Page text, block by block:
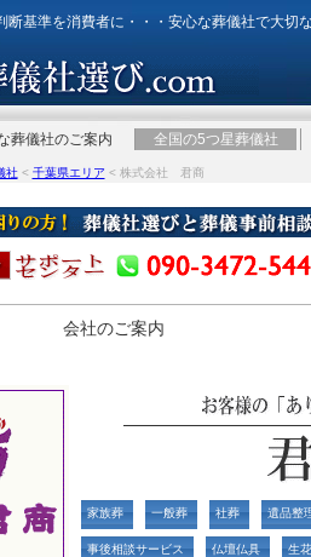
断基準を消費者に・・・安心な葬儀社で大切
葬儀社のご案内 全国の5つ星葬儀社
社< 千葉県エリア < 株式会社 君商
会社のご案内
家族葬 一般葬 社葬 遺品整
事後相談サービス 仏壇仏具 生